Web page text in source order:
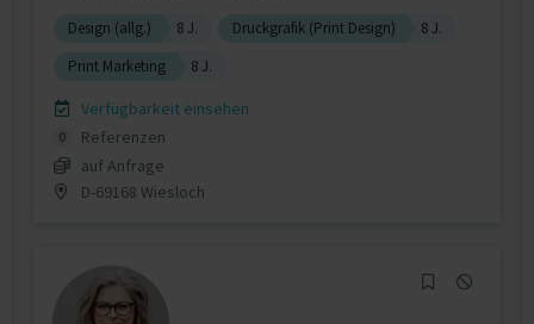
Design (allg.) 8 J. Druckgrafik (Print Design)
8 J.
Print Marketing
8 J.
Verfügbarkeit einsehen
0
Referenzen
auf Anfrage
D-69168 Wiesloch